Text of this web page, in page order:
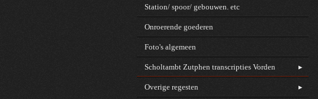
Station/ spoor/ gebouwen. etc
Onroerende goederen
Foto's algemeen
Scholtambt Zutphen transcripties Vorden
Overige regesten